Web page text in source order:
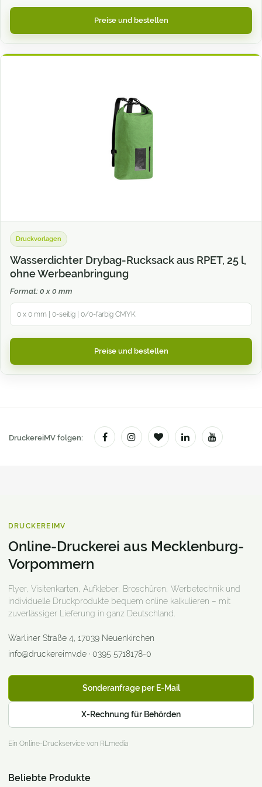
Preise und bestellen
Druckvorlagen
Wasserdichter Drybag-Rucksack aus RPET, 25 l,
ohne Werbeanbringung
Format: 0 x 0 mm
0 x 0 mm | 0-seitig | 0/0-farbig CMYK
Preise und bestellen
DruckereiMV folgen:
DRUCKEREIMV
Online-Druckerei aus Mecklenburg-
Vorpommern
Flyer, Visitenkarten, Aufkleber, Broschüren, Werbetechnik und
individuelle Druckprodukte bequem online kalkulieren – mit
zuverlässiger Lieferung in ganz Deutschland.
Warliner Straße 4 17039 Neuenkirchen
info@druckereimv.de · 0395 5718178-0
Sonderanfrage per E-Mail
X-Rechnung für Behörden
Ein Online-Druckservice von RLmedia
Beliebte Produkte